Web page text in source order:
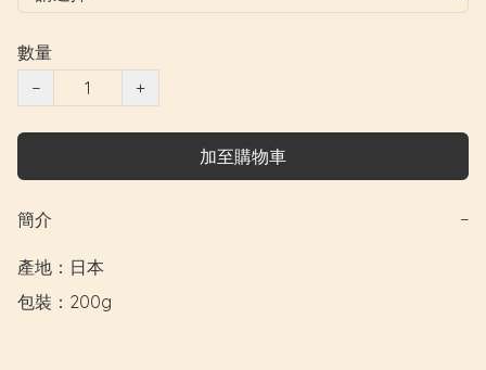
數量
−
+
加至購物車
簡介 −
產地：日本
包裝：200g